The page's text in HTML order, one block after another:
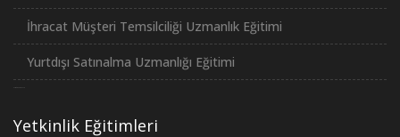
İhracat Müşteri Temsilciliği Uzmanlık Eğitimi
Yurtdışı Satınalma Uzmanlığı Eğitimi
Yetkinlik Eğitimleri